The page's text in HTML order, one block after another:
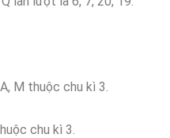
thuộc chu kì 3.
chu kì 3.